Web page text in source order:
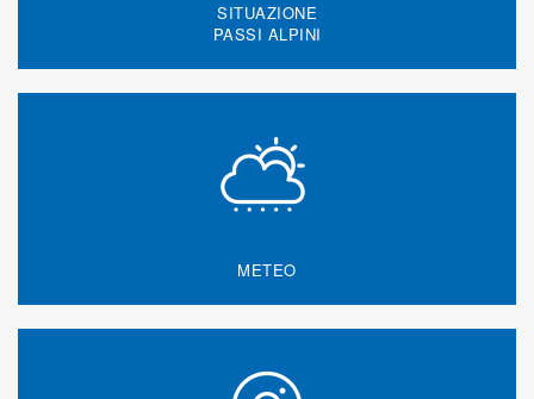
SITUAZIONE
PASSI ALPINI
METEO